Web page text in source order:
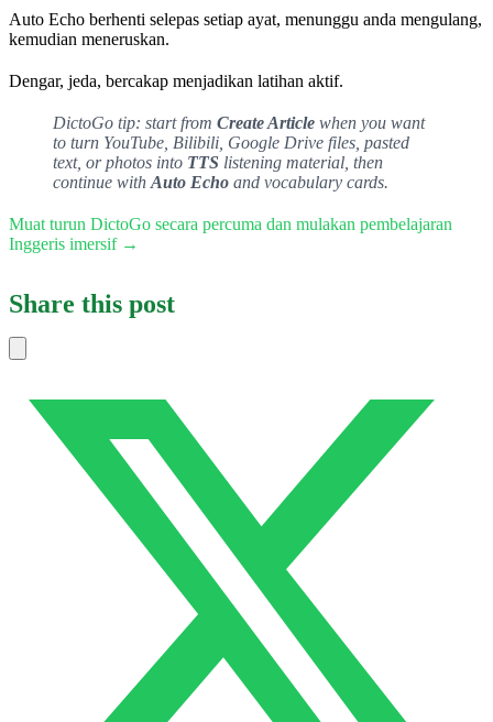
Auto Echo berhenti selepas setiap ayat, menunggu anda mengulang,
kemudian meneruskan.
Dengar, jeda, bercakap menjadikan latihan aktif.
DictoGo tip: start from Create Article when you want
to turn YouTube, Bilibili, Google Drive files, pasted
text, or photos into TTS listening material, then
continue with Auto Echo and vocabulary cards.
Muat turun DictoGo secara percuma dan mulakan pembelajaran
Inggeris imersif →
Share this post